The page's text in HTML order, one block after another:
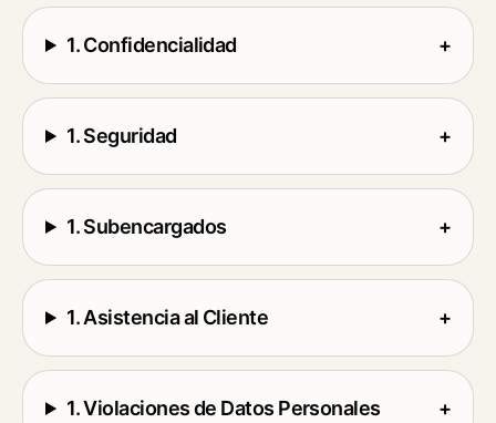
1. Confidencialidad +
1. Seguridad +
1. Subencargados +
1. Asistencia al Cliente +
1. Violaciones de Datos Personales +